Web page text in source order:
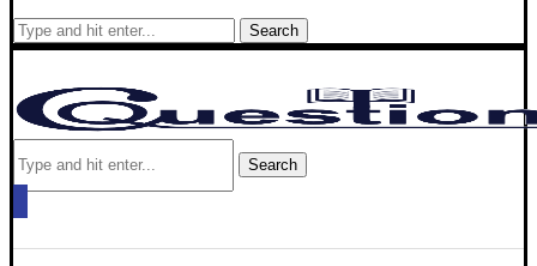
Search
Search